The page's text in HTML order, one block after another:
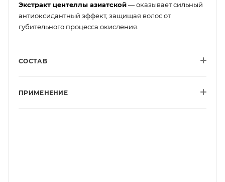
Экстракт центеллы азиатской— оказывает сильный
антиоксидантный эффект, защищая волос от
губительного процесса окисления.
СОСТАВ
ПРИМЕНЕНИЕ